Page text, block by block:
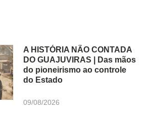
A HISTÓRIA NÃO CONTADA
DO GUAJUVIRAS | Das mãos
do pioneirismo ao controle
do Estado
09/08/2026